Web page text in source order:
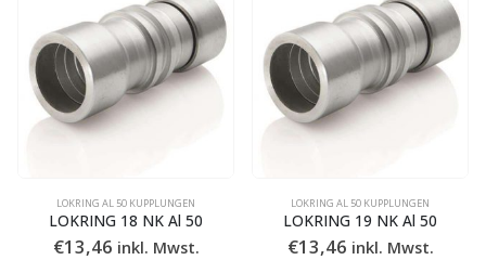
LOKRING AL 50 KUPPLUNGEN
LOKRING 18 NK Al 50
€13,46 inkl. Mwst.
LOKRING AL 50 KUPPLUNGEN
LOKRING 19 NK Al 50
€13,46 inkl. Mwst.